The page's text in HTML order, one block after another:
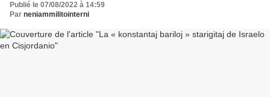
Publié le 07/08/2022 à 14:59
Par neniammilitointerni